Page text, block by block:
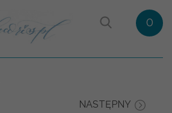
0
NASTĘPNY